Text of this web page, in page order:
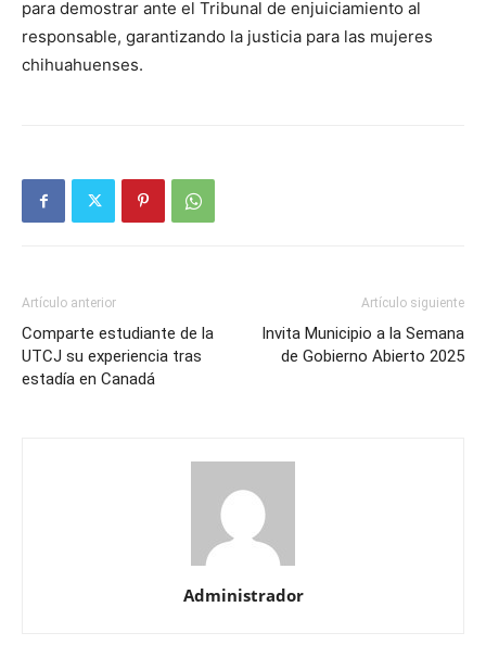
para demostrar ante el Tribunal de enjuiciamiento al
responsable, garantizando la justicia para las mujeres
chihuahuenses.
Artículo anterior
Comparte estudiante de la
UTCJ su experiencia tras
estadía en Canadá
Artículo siguiente
Invita Municipio a la Semana
de Gobierno Abierto 2025
Administrador